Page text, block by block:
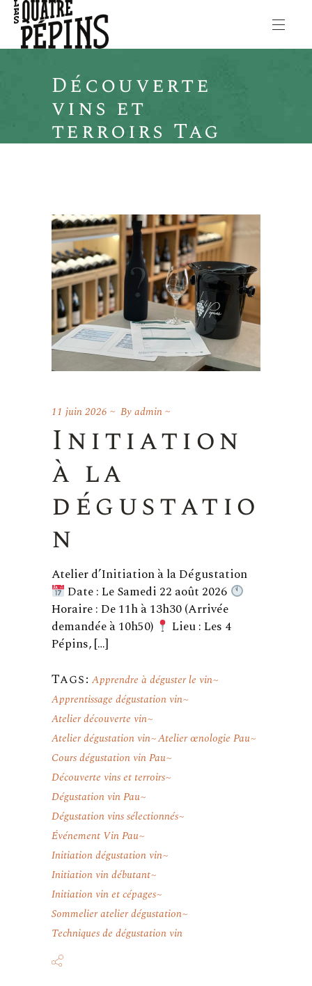
Découverte
vins et
terroirs Tag
11 juin 2026 Byadmin
Initiation
à la
dégustatio
n
Atelier d’Initiation à la Dégustation
Date : Le Samedi 22 août 2026
Horaire : De 11h à 13h30 (Arrivée
demandée à 10h50)
Lieu : Les 4
Pépins, […]
Tags: Apprendre à déguster le vin
Apprentissage dégustation vin
Atelier découverte vin
Atelier dégustation vin Atelier œnologie Pau
Cours dégustation vin Pau
Découverte vins et terroirs
Dégustation vin Pau
Dégustation vins sélectionnés
Événement Vin Pau
Initiation dégustation vin
Initiation vin débutant
Initiation vin et cépages
Sommelier atelier dégustation
Techniques de dégustation vin